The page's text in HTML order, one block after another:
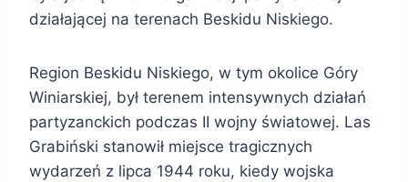
działającej na terenach Beskidu Niskiego.
Region Beskidu Niskiego, w tym okolice Góry
Winiarskiej, był terenem intensywnych działań
partyzanckich podczas II wojny światowej. Las
Grabiński stanowił miejsce tragicznych
wydarzeń z lipca 1944 roku, kiedy wojska